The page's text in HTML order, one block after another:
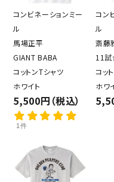
コンビネーションミー
ル
馬場正平
GIANT BABA
コットンTシャツ
ホワイト
5,500円（税込）
1件
コン
ル
斎藤
11試
コッ
ホワ